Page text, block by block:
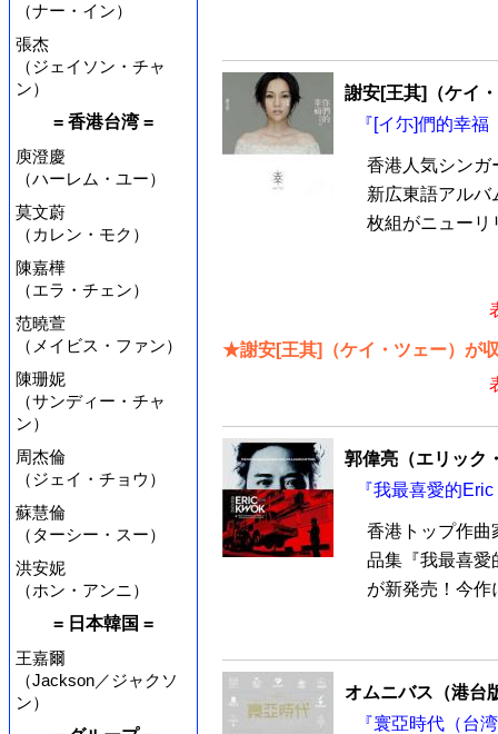
（ナー・イン）
張杰
（ジェイソン・チャ
ン）
= 香港台湾 =
庾澄慶
（ハーレム・ユー）
莫文蔚
（カレン・モク）
陳嘉樺
（エラ・チェン）
范曉萱
（メイビス・ファン）
陳珊妮
（サンディー・チャ
ン）
周杰倫
（ジェイ・チョウ）
蘇慧倫
（ターシー・スー）
洪安妮
（ホン・アンニ）
= 日本韓国 =
王嘉爾
（Jackson／ジャクソ
ン）
謝安[王其]（ケイ
『[イ尓]們的幸
香港人気シンガ
新広東語アルバ
枚組がニューリ
★謝安[王其]（ケイ・ツェー）が
郭偉亮（エリック
『我最喜愛的
香港トップ作曲
品集『我最喜愛
が新発売！今作
オムニバス（港台
『寰亞時代（台